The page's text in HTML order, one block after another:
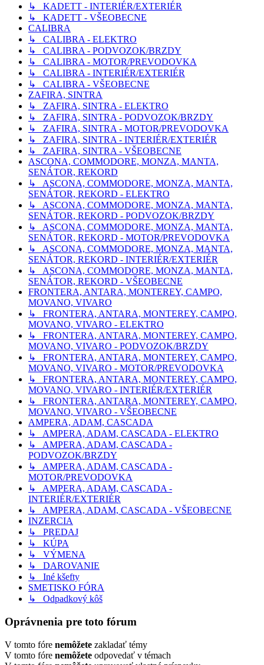
↳ KADETT - INTERIÉR/EXTERIÉR
↳ KADETT - VŠEOBECNE
CALIBRA
↳ CALIBRA - ELEKTRO
↳ CALIBRA - PODVOZOK/BRZDY
↳ CALIBRA - MOTOR/PREVODOVKA
↳ CALIBRA - INTERIÉR/EXTERIÉR
↳ CALIBRA - VŠEOBECNE
ZAFIRA, SINTRA
↳ ZAFIRA, SINTRA - ELEKTRO
↳ ZAFIRA, SINTRA - PODVOZOK/BRZDY
↳ ZAFIRA, SINTRA - MOTOR/PREVODOVKA
↳ ZAFIRA, SINTRA - INTERIÉR/EXTERIÉR
↳ ZAFIRA, SINTRA - VŠEOBECNE
ASCONA, COMMODORE, MONZA, MANTA,
SENÁTOR, REKORD
↳ ASCONA, COMMODORE, MONZA, MANTA,
SENÁTOR, REKORD - ELEKTRO
↳ ASCONA, COMMODORE, MONZA, MANTA,
SENÁTOR, REKORD - PODVOZOK/BRZDY
↳ ASCONA, COMMODORE, MONZA, MANTA,
SENÁTOR, REKORD - MOTOR/PREVODOVKA
↳ ASCONA, COMMODORE, MONZA, MANTA,
SENÁTOR, REKORD - INTERIÉR/EXTERIÉR
↳ ASCONA, COMMODORE, MONZA, MANTA,
SENÁTOR, REKORD - VŠEOBECNE
FRONTERA, ANTARA, MONTEREY, CAMPO,
MOVANO, VIVARO
↳ FRONTERA, ANTARA, MONTEREY, CAMPO,
MOVANO, VIVARO - ELEKTRO
↳ FRONTERA, ANTARA, MONTEREY, CAMPO,
MOVANO, VIVARO - PODVOZOK/BRZDY
↳ FRONTERA, ANTARA, MONTEREY, CAMPO,
MOVANO, VIVARO - MOTOR/PREVODOVKA
↳ FRONTERA, ANTARA, MONTEREY, CAMPO,
MOVANO, VIVARO - INTERIÉR/EXTERIÉR
↳ FRONTERA, ANTARA, MONTEREY, CAMPO,
MOVANO, VIVARO - VŠEOBECNE
AMPERA, ADAM, CASCADA
↳ AMPERA, ADAM, CASCADA - ELEKTRO
↳ AMPERA, ADAM, CASCADA -
PODVOZOK/BRZDY
↳ AMPERA, ADAM, CASCADA -
MOTOR/PREVODOVKA
↳ AMPERA, ADAM, CASCADA -
INTERIÉR/EXTERIÉR
↳ AMPERA, ADAM, CASCADA - VŠEOBECNE
INZERCIA
↳ PREDAJ
↳ KÚPA
↳ VÝMENA
↳ DAROVANIE
↳ Iné kšefty
SMETISKO FÓRA
↳ Odpadkový kôš
Oprávnenia pre toto fórum
V tomto fóre nemôžete zakladať témy
V tomto fóre nemôžete odpovedať v témach